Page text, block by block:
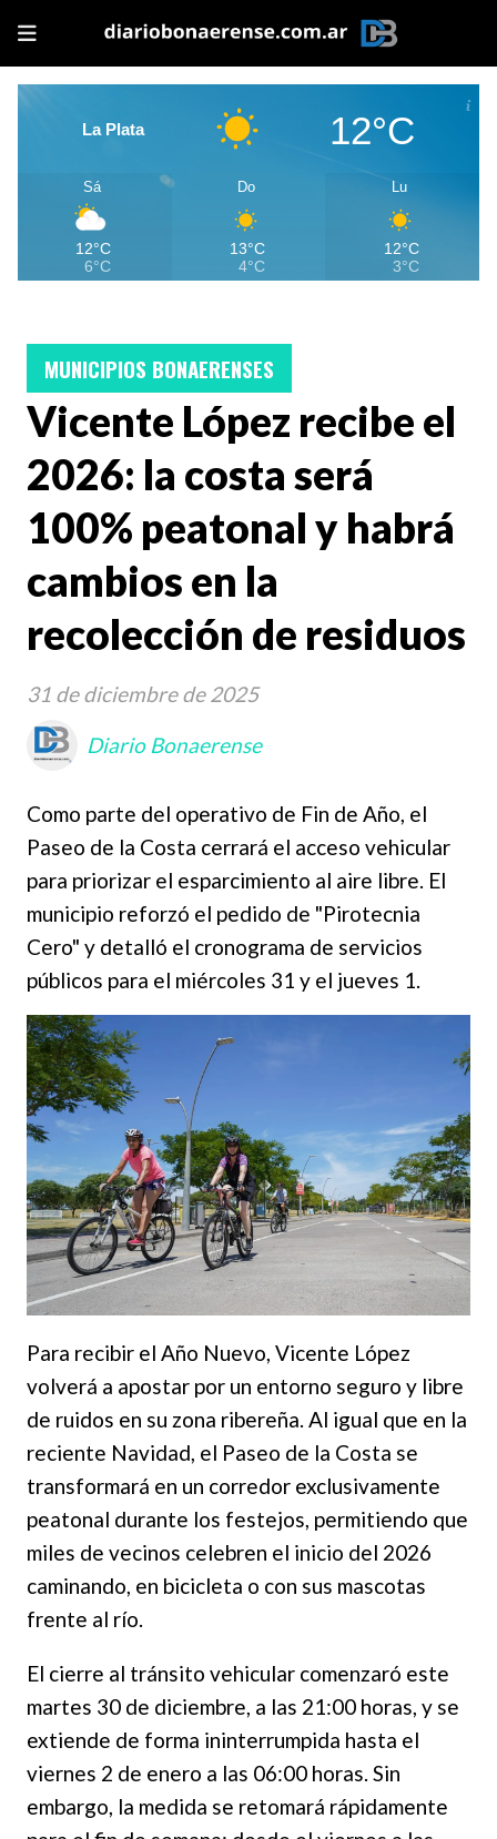
La Plata 12°C
Sá
12°C
6°C
Do
13°C
4°C
Lu
12°C
3°C
Vicente López recibe el
2026: la costa será
100% peatonal y habrá
cambios en la
recolección de residuos
Como parte del operativo de Fin de Año, el
Paseo de la Costa cerrará el acceso vehicular
para priorizar el esparcimiento al aire libre. El
municipio reforzó el pedido de "Pirotecnia
Cero" y detalló el cronograma de servicios
públicos para el miércoles 31 y el jueves 1.
MUNICIPIOS BONAERENSES
31 de diciembre de 2025
Diario Bonaerense
Para recibir el Año Nuevo, Vicente López
volverá a apostar por un entorno seguro y libre
de ruidos en su zona ribereña. Al igual que en la
reciente Navidad, el Paseo de la Costa se
transformará en un corredor exclusivamente
peatonal durante los festejos, permitiendo que
miles de vecinos celebren el inicio del 2026
caminando, en bicicleta o con sus mascotas
frente al río.
El cierre al tránsito vehicular comenzaró este
martes 30 de diciembre, a las 21:00 horas, y se
extiende de forma ininterrumpida hasta el
viernes 2 de enero a las 06:00 horas. Sin
embargo, la medida se retomará rápidamente